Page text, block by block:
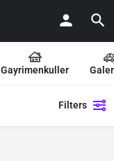
Gayrimenkuller
Filters